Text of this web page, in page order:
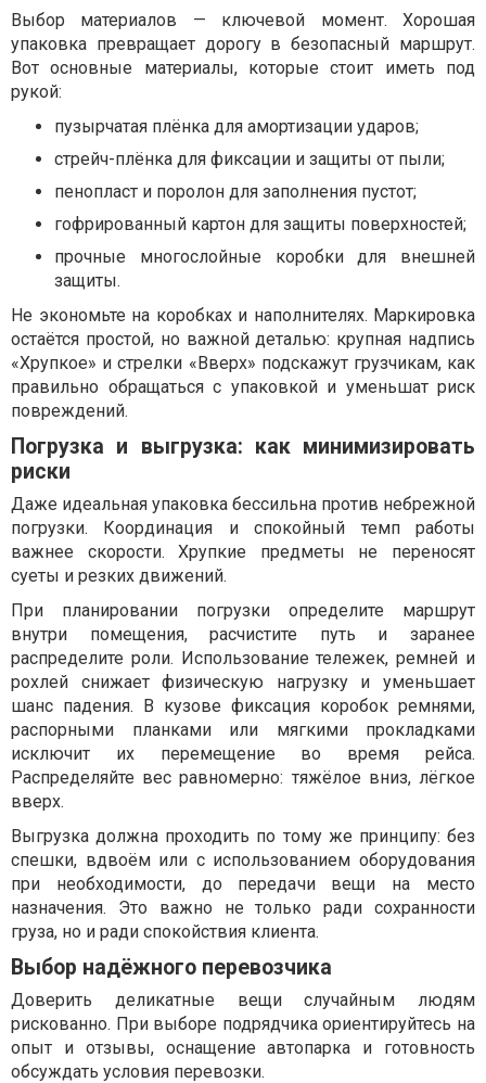
Выбор материалов — ключевой момент. Хорошая
упаковка превращает дорогу в безопасный маршрут.
Вот основные материалы, которые стоит иметь под
рукой:
пузырчатая плёнка для амортизации ударов;
стрейч-плёнка для фиксации и защиты от пыли;
пенопласт и поролон для заполнения пустот;
гофрированный картон для защиты поверхностей;
прочные многослойные коробки для внешней
защиты.
Не экономьте на коробках и наполнителях. Маркировка
остаётся простой, но важной деталью: крупная надпись
«Хрупкое» и стрелки «Вверх» подскажут грузчикам, как
правильно обращаться с упаковкой и уменьшат риск
повреждений.
Погрузка и выгрузка: как минимизировать
риски
Даже идеальная упаковка бессильна против небрежной
погрузки. Координация и спокойный темп работы
важнее скорости. Хрупкие предметы не переносят
суеты и резких движений.
При планировании погрузки определите маршрут
внутри помещения, расчистите путь и заранее
распределите роли. Использование тележек, ремней и
рохлей снижает физическую нагрузку и уменьшает
шанс падения. В кузове фиксация коробок ремнями,
распорными планками или мягкими прокладками
исключит их перемещение во время рейса.
Распределяйте вес равномерно: тяжёлое вниз, лёгкое
вверх.
Выгрузка должна проходить по тому же принципу: без
спешки, вдвоём или с использованием оборудования
при необходимости, до передачи вещи на место
назначения. Это важно не только ради сохранности
груза, но и ради спокойствия клиента.
Выбор надёжного перевозчика
Доверить деликатные вещи случайным людям
рискованно. При выборе подрядчика ориентируйтесь на
опыт и отзывы, оснащение автопарка и готовность
обсуждать условия перевозки.